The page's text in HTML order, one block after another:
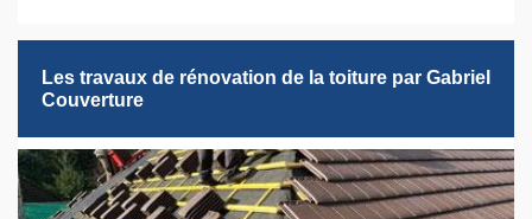
Les travaux de rénovation de la toiture par Gabriel
Couverture